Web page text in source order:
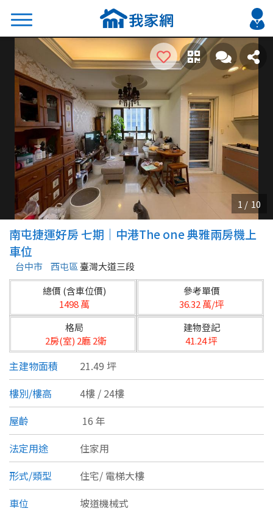
搜尋
熱門關鍵字
2026 台北降價好屋限量釋出
2026 新北降價好屋限量釋出
2026 台中降價好屋限量釋出
2026 台南降價好屋限量釋出
2026 高雄降價好屋限量釋出
縣市
台北市
基隆市
新北市
宜蘭縣
桃園市
新竹市
新竹縣
苗栗縣
台中市
區域
類型(可複選)
不拘 公寓 電梯大樓 套房
別墅 透天厝 樓中樓 華廈
農舍 辦公 店面 工廠
倉庫
南屯捷運好房 七期｜中港The one 典雅兩房機上
車位
台中市 西屯區 臺灣大道三段
總價 (含車位價)
1498 萬
參考單價
36.32 萬/坪
格局
2房(室) 2廳 2衛
建物登記
41.24 坪
主建物面積
21.49 坪
樓別/樓高
4樓 / 24樓
屋齡
16 年
法定用途
住家用
形式/類型
住宅/ 電梯大樓
車位
坡道機械式